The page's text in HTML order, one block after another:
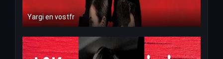
Yargi en vostfr